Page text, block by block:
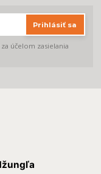
Prihlásiť sa
za účelom zasielania